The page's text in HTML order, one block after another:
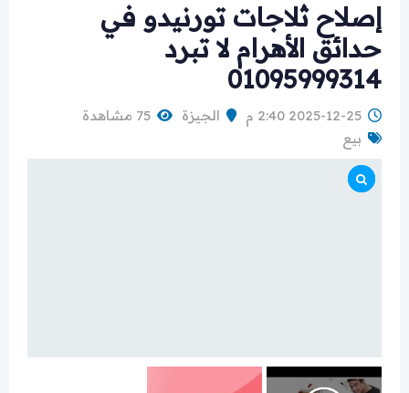
إصلاح ثلاجات تورنيدو في
حدائق الأهرام لا تبرد
01095999314
2025-12-25 2:40 م الجيزة
75 مشاهدة
بيع